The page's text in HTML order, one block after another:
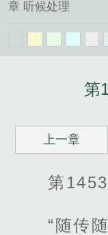
章 听候处理
第
上一章
第
“随传